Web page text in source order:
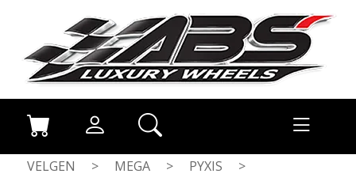
VELGEN > MEGA > PYXIS
>